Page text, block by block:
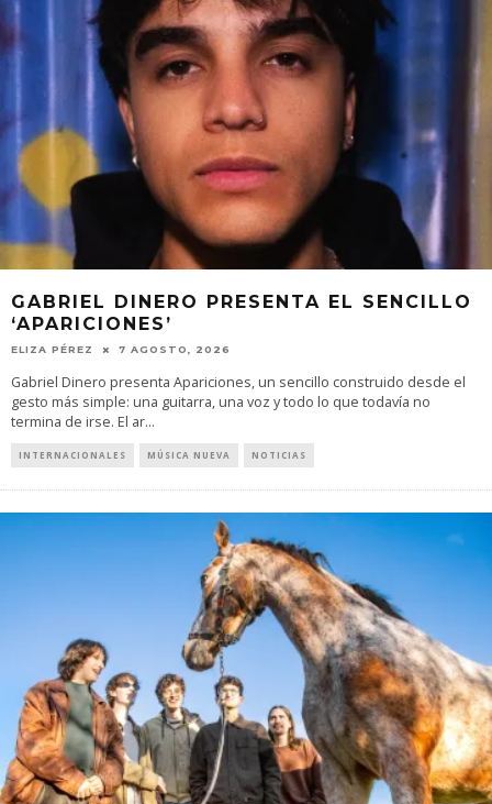
GABRIEL DINERO PRESENTA EL SENCILLO
‘APARICIONES’
ELIZA PÉREZ 7 AGOSTO, 2026
Gabriel Dinero presenta Apariciones, un sencillo construido desde el
gesto más simple: una guitarra, una voz y todo lo que todavía no
termina de irse. El ar...
INTERNACIONALES MÚSICA NUEVA NOTICIAS